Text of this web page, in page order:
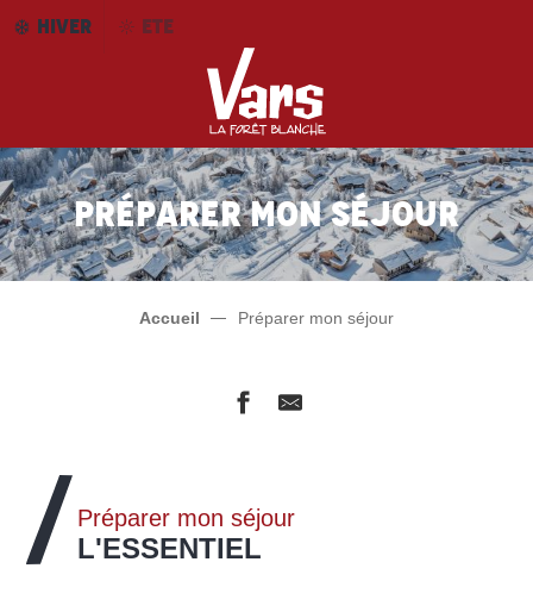
AllerHIVER ETE
Préparer mon séjour
Accueil Préparer mon séjour
Préparer mon séjour
L'ESSENTIEL